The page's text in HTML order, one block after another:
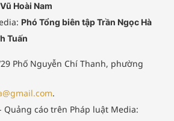
Hoài Nam
Phó Tổng biên tập Trần Ngọc Hà
Tuấn
Phố Nguyễn Chí Thanh, phường
.
Quảng cáo trên Pháp luật Media: